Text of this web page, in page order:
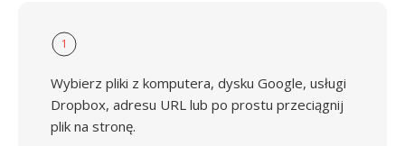
1
Wybierz pliki z komputera, dysku Google, usługi
Dropbox, adresu URL lub po prostu przeciągnij
plik na stronę.